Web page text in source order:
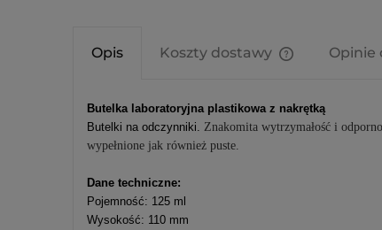
Opis Koszty dostawy
kosztów
Opinie
Butelka laboratoryjna plastikowa z nakrętką
Butelki na odczynniki. Znakomita wytrzymałość i
wypełnione jak również puste.
Dane techniczne:
Pojemność: 125 ml
Wysokość: 110 mm